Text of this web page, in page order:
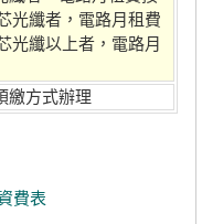
光纖者，電路月租費
光纖以上者，電路月
繳方式辦理
費表